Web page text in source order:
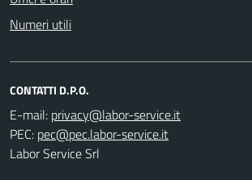
Numeri utili
CONTATTI D.P.O.
E-mail:
PEC:
Labor Service Srl